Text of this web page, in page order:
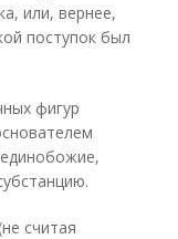
или, вернее,
поступок был
фигур
считая